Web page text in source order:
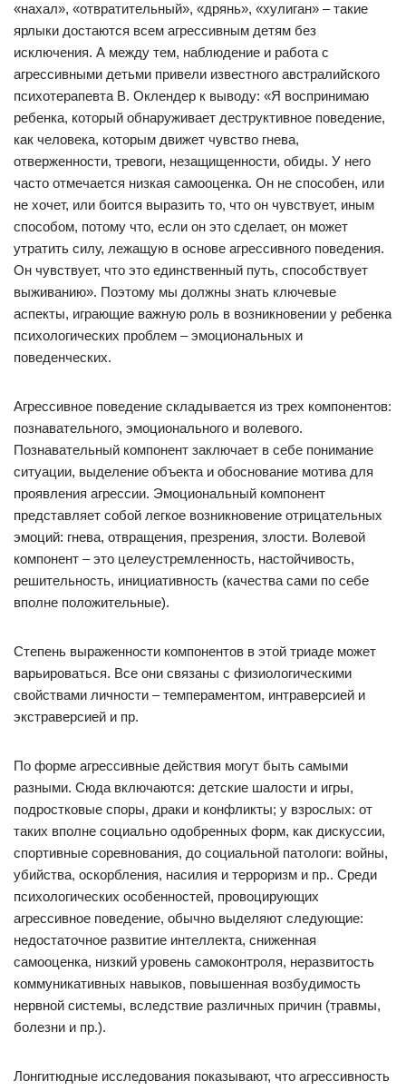
«нахал», «отвратительный», «дрянь», «хулиган» – такие
ярлыки достаются всем агрессивным детям без
исключения. А между тем, наблюдение и работа с
агрессивными детьми привели известного австралийского
психотерапевта В. Оклендер к выводу: «Я воспринимаю
ребенка, который обнаруживает деструктивное поведение,
как человека, которым движет чувство гнева,
отверженности, тревоги, незащищенности, обиды. У него
часто отмечается низкая самооценка. Он не способен, или
не хочет, или боится выразить то, что он чувствует, иным
способом, потому что, если он это сделает, он может
утратить силу, лежащую в основе агрессивного поведения.
Он чувствует, что это единственный путь, способствует
выживанию». Поэтому мы должны знать ключевые
аспекты, играющие важную роль в возникновении у ребенка
психологических проблем – эмоциональных и
поведенческих.
Агрессивное поведение складывается из трех компонентов:
познавательного, эмоционального и волевого.
Познавательный компонент заключает в себе понимание
ситуации, выделение объекта и обоснование мотива для
проявления агрессии. Эмоциональный компонент
представляет собой легкое возникновение отрицательных
эмоций: гнева, отвращения, презрения, злости. Волевой
компонент – это целеустремленность, настойчивость,
решительность, инициативность (качества сами по себе
вполне положительные).
Степень выраженности компонентов в этой триаде может
варьироваться. Все они связаны с физиологическими
свойствами личности – темпераментом, интраверсией и
экстраверсией и пр.
По форме агрессивные действия могут быть самыми
разными. Сюда включаются: детские шалости и игры,
подростковые споры, драки и конфликты; у взрослых: от
таких вполне социально одобренных форм, как дискуссии,
спортивные соревнования, до социальной патологи: войны,
убийства, оскорбления, насилия и терроризм и пр.. Среди
психологических особенностей, провоцирующих
агрессивное поведение, обычно выделяют следующие:
недостаточное развитие интеллекта, сниженная
самооценка, низкий уровень самоконтроля, неразвитость
коммуникативных навыков, повышенная возбудимость
нервной системы, вследствие различных причин (травмы,
болезни и пр.).
Лонгитюдные исследования показывают, что агрессивность